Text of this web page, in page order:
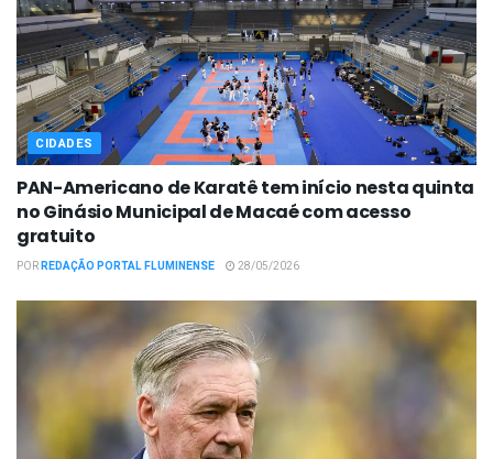
CIDADES
PAN-Americano de Karatê tem início nesta quinta
no Ginásio Municipal de Macaé com acesso
gratuito
PORREDAÇÃO PORTAL FLUMINENSE 28/05/2026